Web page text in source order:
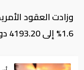
وزادت العقود
⁠1.6% إلى 4193.20 دولار.